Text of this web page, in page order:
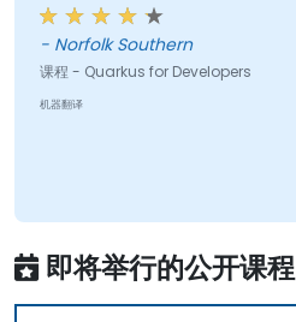
Southern
- Quarkus for Developers
即将举行的公开课程